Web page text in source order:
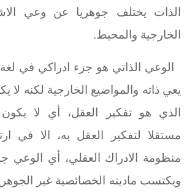
الذات يختلف جوهريا عن وعي
الخارجية والمحيط.
الوعي الذاتي هو جزء ادراكي في
يعي ذاته والمواضيع الخارجية لكنه لا
الذي هو تفكير العقل، أي لا
مستقلا لتفكير العقل به، الا في
منظومة الادراك العقلي، أي الوعي
ويكتسب ماديته الخصائصية غير